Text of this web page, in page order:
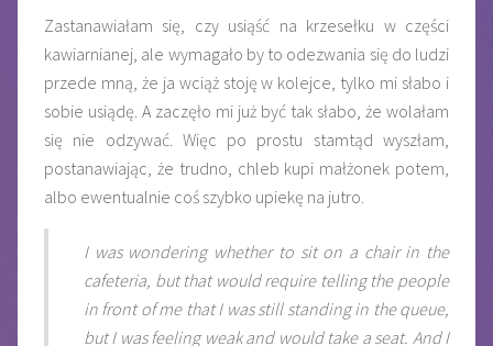
Zastanawiałam się, czy usiąść na krzesełku w części
kawiarnianej, ale wymagało by to odezwania się do ludzi
przede mną, że ja wciąż stoję w kolejce, tylko mi słabo i
sobie usiądę. A zaczęło mi już być tak słabo, że wolałam
się nie odzywać. Więc po prostu stamtąd wyszłam,
postanawiając, że trudno, chleb kupi małżonek potem,
albo ewentualnie coś szybko upiekę na jutro.
I was wondering whether to sit on a chair in the
cafeteria, but that would require telling the people
in front of me that I was still standing in the queue,
but I was feeling weak and would take a seat. And I